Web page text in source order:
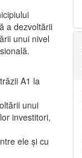
a dezvoltării
unui nivel
A1 la
unui
investitori,
ele şi cu